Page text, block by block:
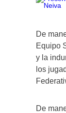
De
Equipo
y la
los
De